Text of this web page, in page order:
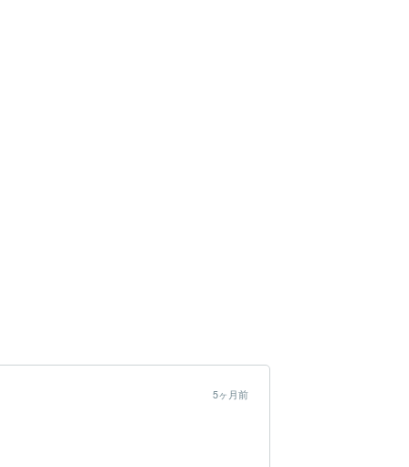
5ヶ月前